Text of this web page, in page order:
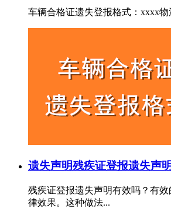
车辆合格证遗失登报格式：xxxx
遗失声明残疾证登报遗失声
残疾证登报遗失声明有效吗？有
律效果。这种做法...